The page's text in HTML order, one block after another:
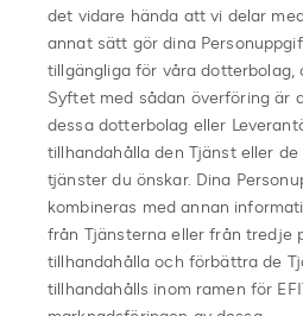
det vidare hända att vi delar
annat sätt gör dina
tillgängliga för våra dotterbolag,
Syftet med sådan överföring är
dessa dotterbolag eller
tillhandahålla den Tjänst eller
tjänster du önskar. Dina
kombineras med annan
från Tjänsterna eller från tredje
tillhandahålla och förbättra de
tillhandahålls inom ramen för